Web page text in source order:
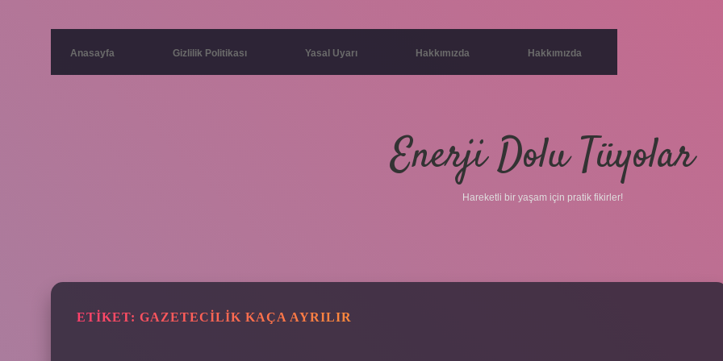
Anasayfa Gizlilik Politikası Yasal Uyarı Hakkımızda Hakkımızda
Enerji Dolu Tüyolar
Hareketli bir yaşam için pratik fikirler!
ETIKET: GAZETECILIK KAÇA AYRILIR